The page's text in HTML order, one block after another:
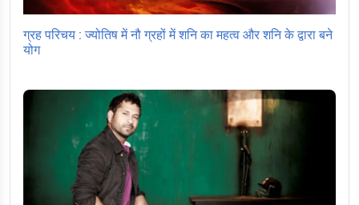
ग्रह परिचय : ज्योतिष में नौ ग्रहों में शनि का महत्व और शनि के द्वारा बने
योग